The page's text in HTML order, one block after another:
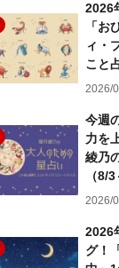
2026
「お
ィ・
こと
2026/
今週
力を
綾乃
（8/
2026/
2026
グ！